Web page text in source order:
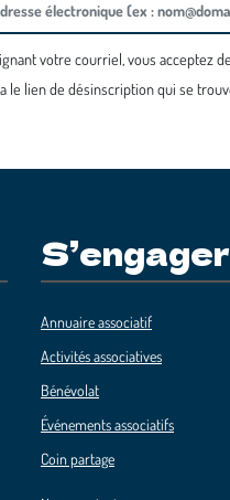
votre courriel, vous acceptez
le lien de désinscription qui se
S’engager
Annuaire associatif
Activités associatives
Bénévolat
Événements associatifs
Coin partage